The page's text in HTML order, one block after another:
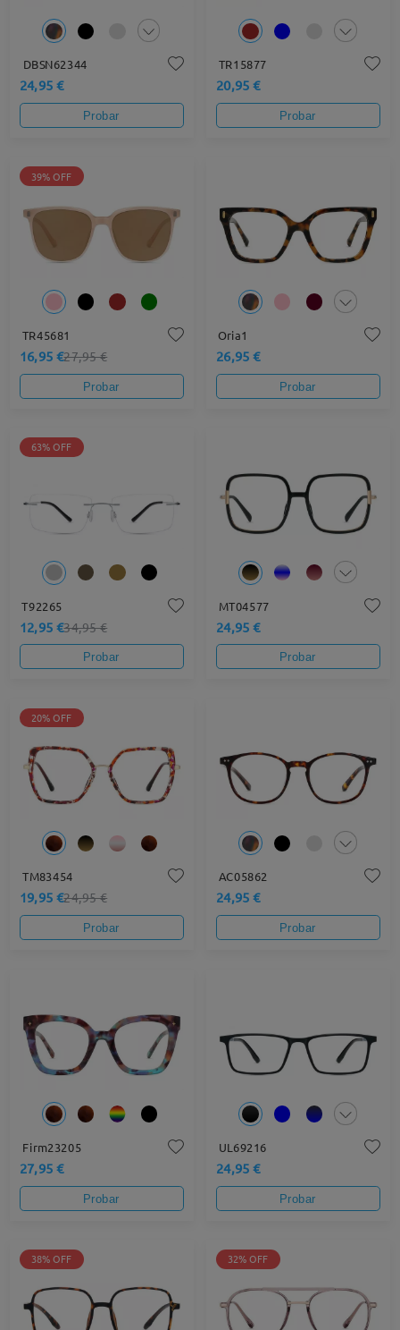
DBSN62344
24,95 €
Probar
TR15877
20,95 €
Probar
39% OFF
TR45681
16,95 €27,95 €
Probar
Oria1
26,95 €
Probar
63% OFF
T92265
12,95 €34,95 €
Probar
MT04577
24,95 €
Probar
20% OFF
TM83454
19,95 €24,95 €
Probar
AC05862
24,95 €
Probar
Firm23205
27,95 €
Probar
UL69216
24,95 €
Probar
38% OFF 32% OFF